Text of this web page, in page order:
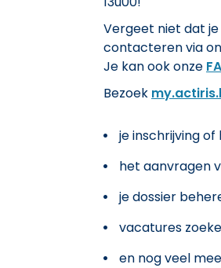
Vergeet niet dat
contacteren via
Je kan ook onze
Bezoek
je inschrijving
het aanvragen
je dossier
vacatures
en nog veel